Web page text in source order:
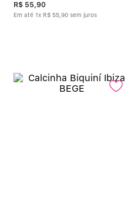
R$ 55,90
Em até 1x R$ 55 90 sem juros